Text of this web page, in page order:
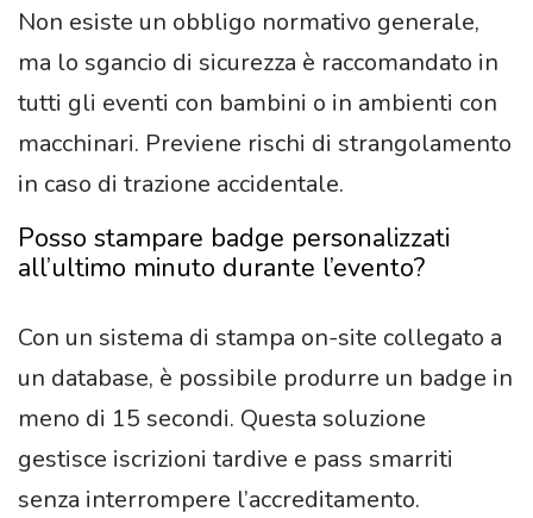
Non esiste un obbligo normativo generale,
ma lo sgancio di sicurezza è raccomandato in
tutti gli eventi con bambini o in ambienti con
macchinari. Previene rischi di strangolamento
in caso di trazione accidentale.
Posso stampare badge personalizzati
all’ultimo minuto durante l’evento?
Con un sistema di stampa on-site collegato a
un database, è possibile produrre un badge in
meno di 15 secondi. Questa soluzione
gestisce iscrizioni tardive e pass smarriti
senza interrompere l’accreditamento.